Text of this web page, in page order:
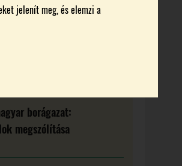
jelenít meg, és elemzi a
MAGAZIN
borágazat:
megszólítása